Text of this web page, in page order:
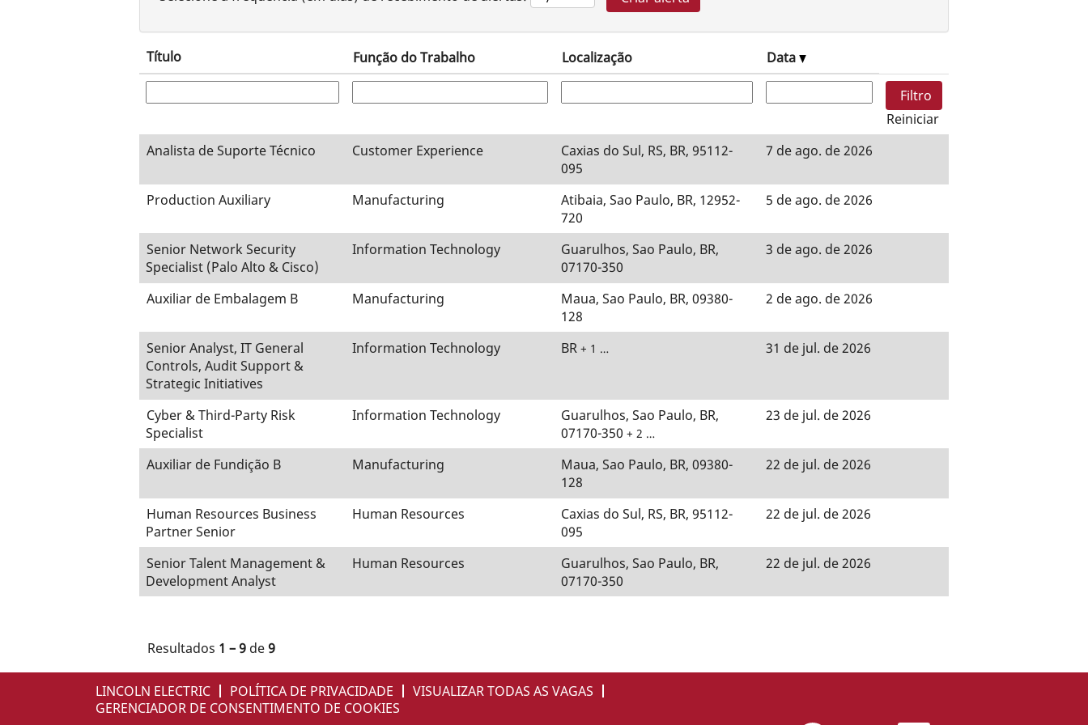
Título Função do Trabalho Localização Data
Reiniciar
Analista de Suporte Técnico
Customer Experience
Caxias do Sul, RS, BR, 95112-
095
7 de ago. de 2026
Production Auxiliary Manufacturing
Atibaia, Sao Paulo, BR, 12952-
720
5 de ago. de 2026
Senior Network Security
Specialist (Palo Alto & Cisco)
Information Technology
Guarulhos, Sao Paulo, BR,
07170-350
3 de ago. de 2026
Auxiliar de Embalagem B Manufacturing
Maua, Sao Paulo, BR, 09380-
128
2 de ago. de 2026
Senior Analyst, IT General
Controls, Audit Support &
Strategic Initiatives
Information Technology BR + 1 … 31 de jul. de 2026
Cyber & Third-Party Risk
Specialist
Information Technology
Guarulhos, Sao Paulo, BR,
07170-350 + 2 …
23 de jul. de 2026
Auxiliar de Fundição B Manufacturing
Maua, Sao Paulo, BR, 09380-
128
22 de jul. de 2026
Human Resources Business
Partner Senior
Human Resources
Caxias do Sul, RS, BR, 95112-
095
22 de jul. de 2026
Senior Talent Management &
Development Analyst
Human Resources
Guarulhos, Sao Paulo, BR,
07170-350
22 de jul. de 2026
Resultados 1 – 9 de9
LINCOLN ELECTRIC POLÍTICA DE PRIVACIDADE
VISUALIZAR TODAS AS VAGAS
GERENCIADOR DE CONSENTIMENTO DE COOKIES